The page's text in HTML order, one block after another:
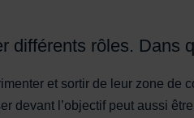
différents rôles. Dans
et sortir de leur zone de
devant l’objectif peut aussi